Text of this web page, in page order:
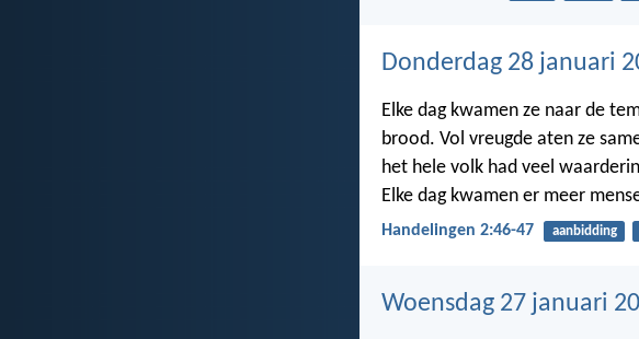
Donderdag 28 januari
Elke dag kwamen ze naar de
brood. Vol vreugde aten ze
het hele volk had veel
Elke dag kwamen er meer
Handelingen 2:46-47 aanbidding
Woensdag 27 januari